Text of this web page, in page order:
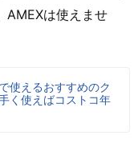
AMEXは使えませ
使えるおすすめのク
く使えばコストコ年